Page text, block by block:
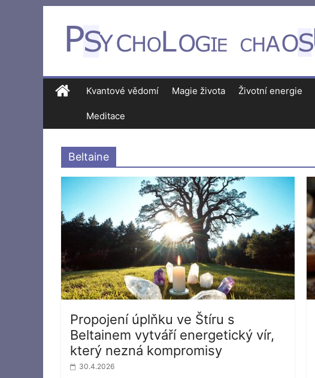
Kvantové vědomí Magie života Životní energie
Meditace
Beltaine
Propojení úplňku ve Štíru s
Beltainem vytváří energetický vír,
který nezná kompromisy
30.4.2026